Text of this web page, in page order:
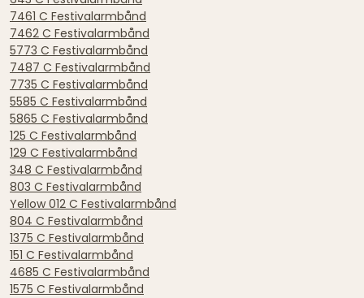
7461 C Festivalarmbånd
7462 C Festivalarmbånd
5773 C Festivalarmbånd
7487 C Festivalarmbånd
7735 C Festivalarmbånd
5585 C Festivalarmbånd
5865 C Festivalarmbånd
125 C Festivalarmbånd
129 C Festivalarmbånd
348 C Festivalarmbånd
803 C Festivalarmbånd
Yellow 012 C Festivalarmbånd
804 C Festivalarmbånd
1375 C Festivalarmbånd
151 C Festivalarmbånd
4685 C Festivalarmbånd
1575 C Festivalarmbånd